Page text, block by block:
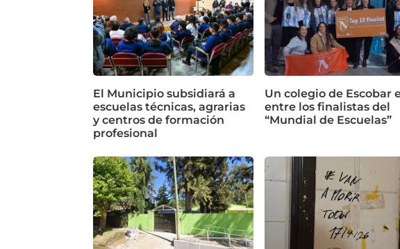
El Municipio subsidiará a
escuelas técnicas, agrarias
y centros de formación
profesional
Un colegio de Escobar
entre los finalistas del
“Mundial de Escuelas”